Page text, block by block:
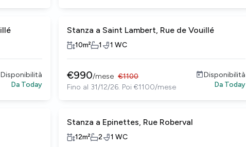
Disponibilità
Da Today
Stanza a Saint Lambert, Rue de Vouillé
10m² 1 1 WC
€990/mese €1100
Fino al 31/12/26. Poi €1100/mese
Disponibilità
Da Today
Stanza a Epinettes, Rue Roberval
12m² 2 1 WC